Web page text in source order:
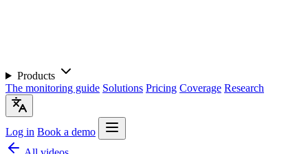
Products
The monitoring guide Solutions Pricing Coverage Research
Log in Book a demo